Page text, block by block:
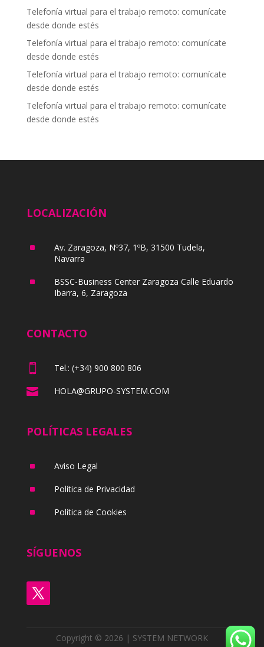
Telefonía virtual para el trabajo remoto: comunícate
desde donde estés
Telefonía virtual para el trabajo remoto: comunícate
desde donde estés
Telefonía virtual para el trabajo remoto: comunícate
desde donde estés
Telefonía virtual para el trabajo remoto: comunícate
desde donde estés
LOCALIZACIÓN
^
Av. Zaragoza, Nº37, 1ºB, 31500 Tudela,
Navarra
^
BSSC-Business Center Zaragoza Calle Eduardo
Ibarra, 6, Zaragoza
CONTACTO
 Tel.: (+34) 900 800 806
 HOLA@GRUPO-SYSTEM.COM
POLÍTICAS LEGALES
^ Aviso Legal
^ Política de Privacidad
^ Política de Cookies
SÍGUENOS
Copyright © 2026 | SYSTEM NETWORK